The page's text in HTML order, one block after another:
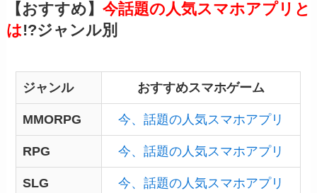
【おすすめ】 今話題の人気スマホアプリと
は!?ジャンル別
ジャンル おすすめスマホゲーム
MMORPG 今、話題の人気スマホアプリ
RPG 今、話題の人気スマホアプリ
SLG 今、話題の人気スマホアプリ